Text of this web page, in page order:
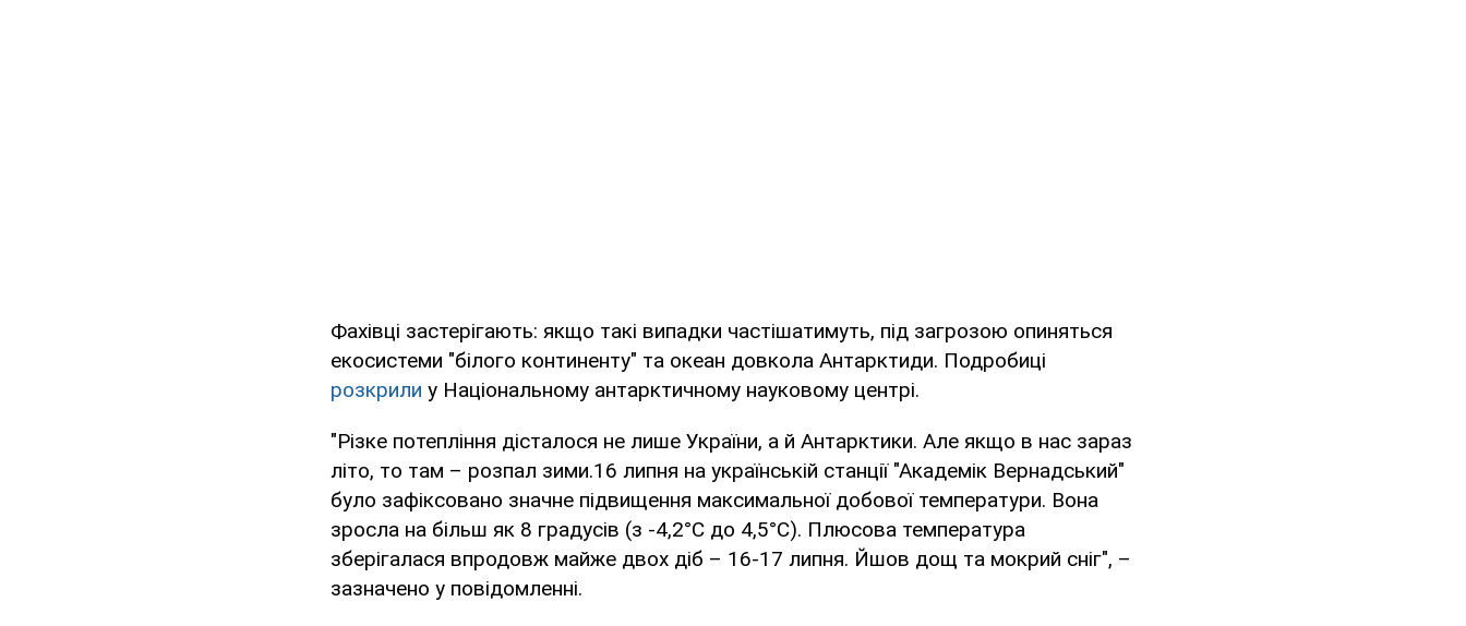
Фахівці застерігають: якщо такі випадки частішатимуть, під загрозою опиняться
екосистеми "білого континенту" та океан довкола Антарктиди. Подробиці
розкрили у Національному антарктичному науковому центрі.
"Різке потепління дісталося не лише України, а й Антарктики. Але якщо в нас зараз
літо, то там – розпал зими.16 липня на українській станції "Академік Вернадський"
було зафіксовано значне підвищення максимальної добової температури. Вона
зросла на більш як 8 градусів (з -4,2°С до 4,5°С). Плюсова температура
зберігалася впродовж майже двох діб – 16-17 липня. Йшов дощ та мокрий сніг", –
зазначено у повідомленні.